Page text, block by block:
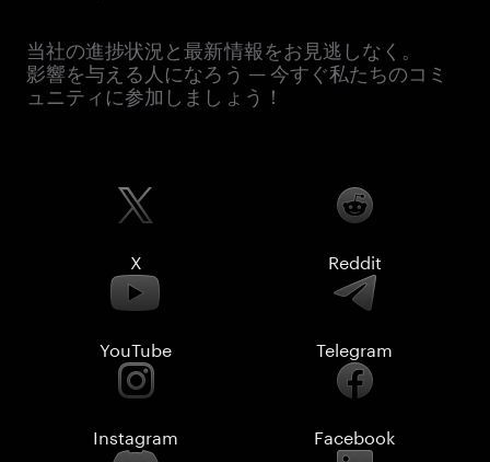
当社の進捗状況と最新情報をお見逃しなく。
影響を与える人になろう — 今すぐ私たちのコミ
ュニティに参加しましょう！
X Reddit
YouTube Telegram
Instagram Facebook